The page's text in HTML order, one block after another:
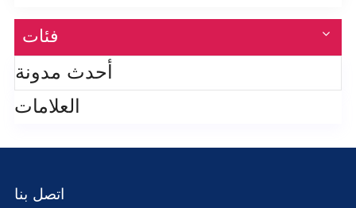
فئات
أحدث مدونة
العلامات
اتصل بنا